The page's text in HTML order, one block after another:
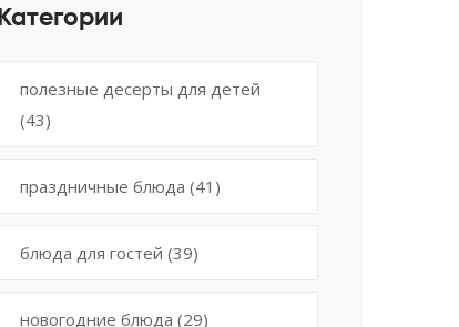
Категории
полезные десерты для детей
(43)
праздничные блюда (41)
блюда для гостей (39)
новогодние блюда (29)